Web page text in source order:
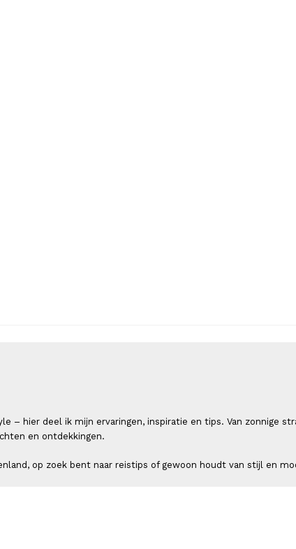
– hier deel ik mijn ervaringen, inspiratie en tips. Van zonnige
en ontdekkingen.
op zoek bent naar reistips of gewoon houdt van stijl en